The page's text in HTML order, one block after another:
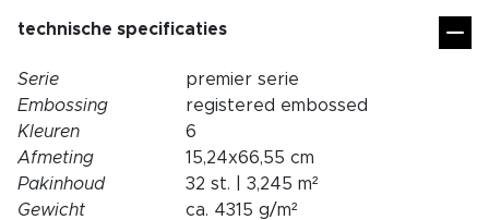
technische specificaties
Serie
premier serie
Embossing
registered embossed
Kleuren
6
Afmeting
15,24x66,55 cm
Pakinhoud
32 st. | 3,245 m²
Gewicht
ca. 4315 g/m²